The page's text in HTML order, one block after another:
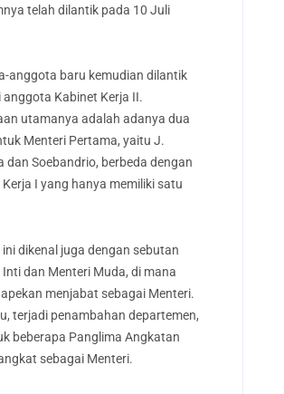
telah dilantik pada 10 Juli
anggota baru kemudian dilantik
anggota Kabinet Kerja II.
utamanya adalah adanya dua
Menteri Pertama, yaitu J.
dan Soebandrio, berbeda dengan
I yang hanya memiliki satu
ini dikenal juga dengan sebutan
Inti dan Menteri Muda, di mana
menjabat sebagai Menteri.
terjadi penambahan departemen,
beberapa Panglima Angkatan
sebagai Menteri.